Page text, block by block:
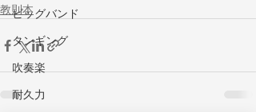
ビッグバンド
タンギング
吹奏楽
耐久力
教則本